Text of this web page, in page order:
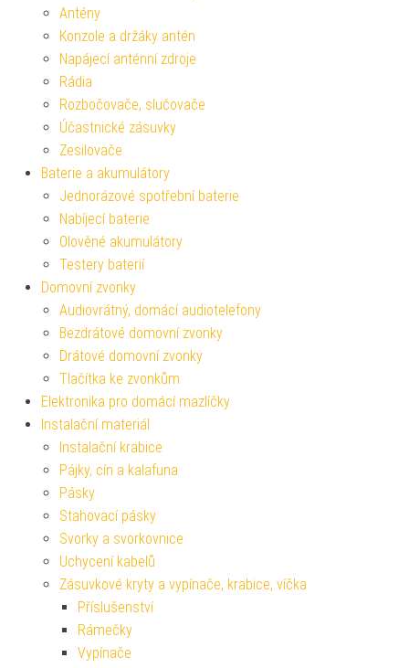
Antény
Konzole a držáky antén
Napájecí anténní zdroje
Rádia
Rozbočovače, slučovače
Účastnické zásuvky
Zesilovače
Baterie a akumulátory
Jednorázové spotřební baterie
Nabíjecí baterie
Olověné akumulátory
Testery baterií
Domovní zvonky
Audiovrátný, domácí audiotelefony
Bezdrátové domovní zvonky
Drátové domovní zvonky
Tlačítka ke zvonkům
Elektronika pro domácí mazlíčky
Instalační materiál
Instalační krabice
Pájky, cín a kalafuna
Pásky
Stahovací pásky
Svorky a svorkovnice
Uchycení kabelů
Zásuvkové kryty a vypínače, krabice, víčka
Příslušenství
Rámečky
Vypínače